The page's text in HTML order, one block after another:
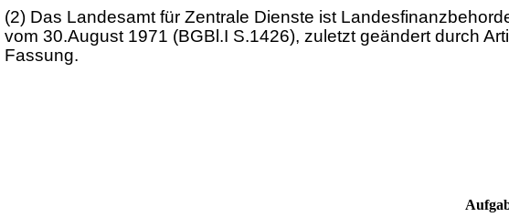
(2) Das Landesamt für Zentrale Dienste ist
vom 30.August 1971 (BGBl.I S.1426), zuletzt geändert durch
Fassung.